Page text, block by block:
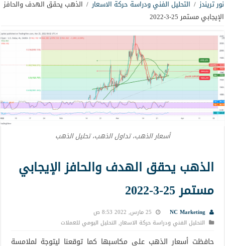
نور تريندز / التحليل الفني ودراسة حركة الاسعار / الذهب يحقق الهدف والحافز
الإيجابي مستمر 25-3-2022
أسعار الذهب، تداول الذهب، تحليل الذهب
الذهب يحقق الهدف والحافز الإيجابي
مستمر 25-3-2022
NC Marketing
25 مارس, 2022 8:53 ص
التحليل الفني ودراسة حركة الاسعار, التحليل اليومي للعملات
حافظت أسعار الذهب على مكاسبها كما توقعنا ليتوجة لملامسة